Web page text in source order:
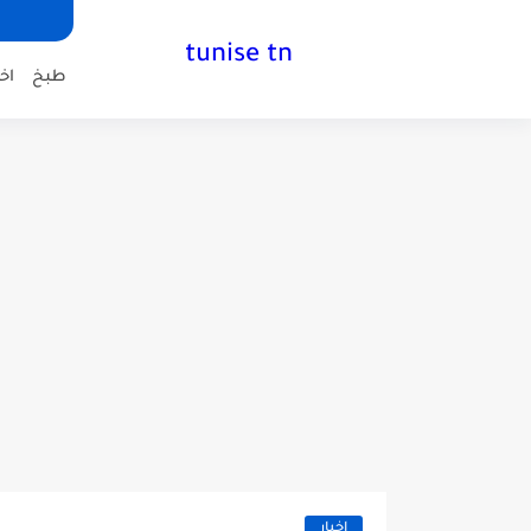
tunise tn
طبخ